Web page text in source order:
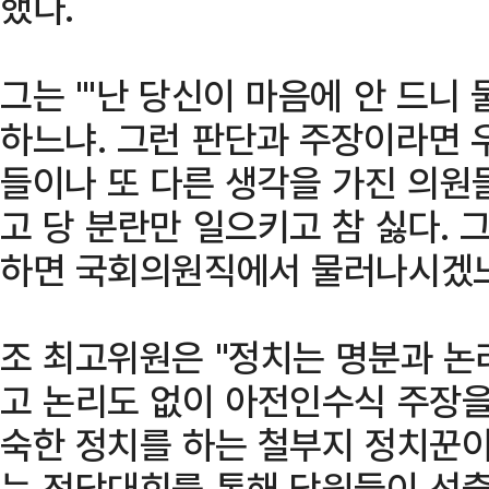
그는 "'난 당신이 마음에 안 드니
하느냐. 그런 판단과 주장이라면
들이나 또 다른 생각을 가진 의
고 당 분란만 일으키고 참 싫다.
하면 국회의원직에서 물러나시
조 최고위원은 "정치는 명분과
고 논리도 없이 아전인수식 주장
숙한 정치를 하는 철부지 정치꾼